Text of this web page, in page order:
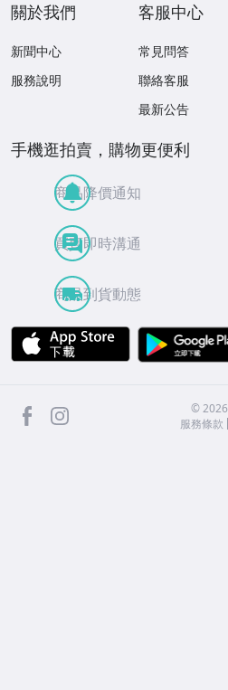
關於我們
新聞中心
服務說明
客服中心
常見問答
聯絡客服
最新公告
手機逛拍賣，購物更便利
商品降價通知
買賣即時溝通
商品到貨動態
APP Store
facebook ©2026
服務條款